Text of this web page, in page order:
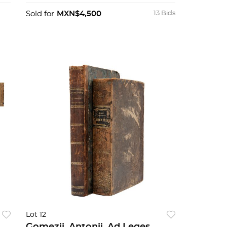
13 Bids
Sold for MXN$4,500
Lot 12